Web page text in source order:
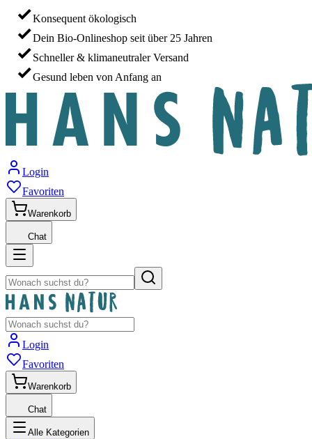
Konsequent ökologisch
Dein Bio-Onlineshop seit über 25 Jahren
Schneller & klimaneutraler Versand
Gesund leben von Anfang an
Login
Favoriten
Warenkorb
Chat
Login
Favoriten
Warenkorb
Chat
Alle Kategorien